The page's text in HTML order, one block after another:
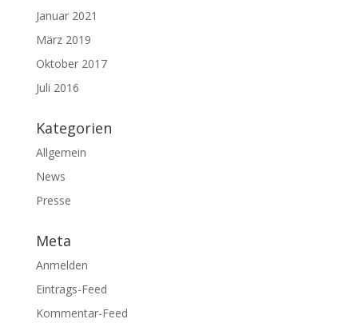
Januar 2021
März 2019
Oktober 2017
Juli 2016
Kategorien
Allgemein
News
Presse
Meta
Anmelden
Eintrags-Feed
Kommentar-Feed